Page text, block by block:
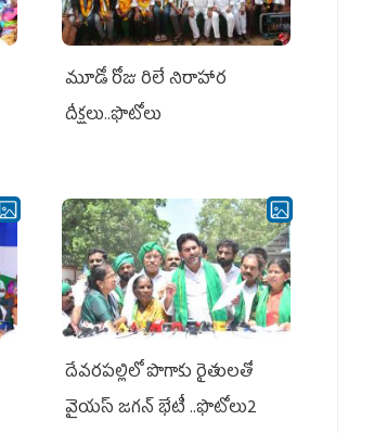
మూడో రోజు రిలే నిరాహార
దీక్షలు..ఫొటోలు
దేవరపల్లిలో పొగాకు రైతులతో
వైయస్ జగన్ భేటీ ..ఫొటోలు2